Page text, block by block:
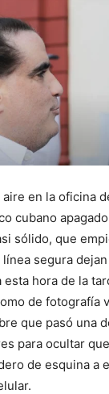
en la oficina
cubano
sólido, que
segura
esta hora de la
de fotografía
que pasó una
para ocultar
de esquina a